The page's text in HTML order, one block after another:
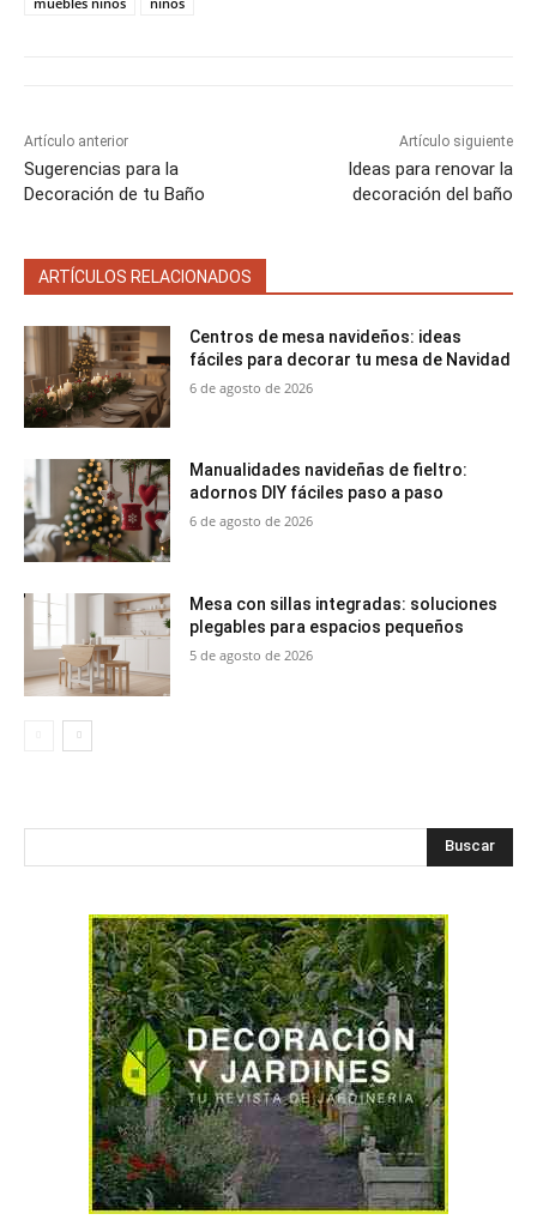
n n
Artículo anterior
Sugerencias para la
Decoración de tu Baño
Artículo siguiente
Ideas para renovar la
decoración del baño
ARTÍCULOS RELACIONADOS
Centros de mesa navideños: ideas
fáciles para decorar tu mesa de Navidad
6 de agosto de 2026
Manualidades navideñas de fieltro:
adornos DIY fáciles paso a paso
6 de agosto de 2026
Mesa con sillas integradas: soluciones
plegables para espacios pequeños
5 de agosto de 2026
Buscar